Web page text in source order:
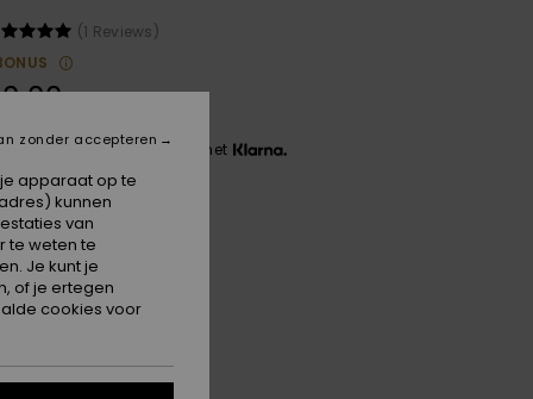
(1 Reviews)
3 x € 20,00, zonder rente met
apparaat op te
kunnen
van
te weten te
Je kunt je
of je ertegen
cookies voor
zonder accepteren